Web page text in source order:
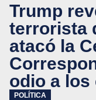
Trump
terrorista
atacó la
odio a
POLÍTICA